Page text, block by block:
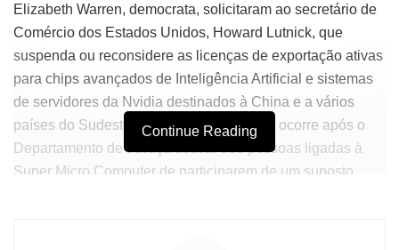
Elizabeth Warren, democrata, solicitaram ao secretário de
Comércio dos Estados Unidos, Howard Lutnick, que
suspenda ou reconsidere as licenças de exportação ativas
para chips avançados de Inteligência Artificial e sistemas
de servidores da Nvidia destinados à China e a vários
países do Sudeste Asiático. O movimento ocorre após o
Departamento de Justiça acusar três pessoas ligadas à
Super Micro Computer de participarem de um suposto
Continue Reading